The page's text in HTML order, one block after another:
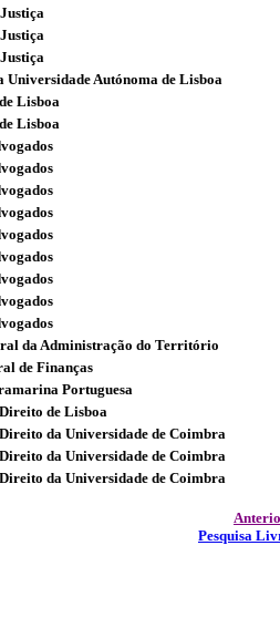
Autónoma de Lisboa
Lisboa
Lisboa
da Administração do Território
de Finanças
Portuguesa
de Lisboa
da Universidade de Coimbra
da Universidade de Coimbra
da Universidade de Coimbra
Pesquisa